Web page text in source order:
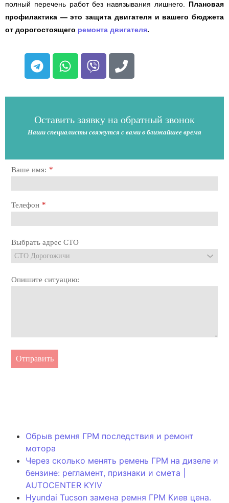
полный перечень работ без навязывания лишнего. Плановая
профилактика — это защита двигателя и вашего бюджета
от дорогостоящего ремонта двигателя.
Оставить заявку на обратный звонок
Наши специалисты свяжутся с вами в ближайшее время
Ваше имя: *
Телефон *
Выбрать адрес СТО
Опишите ситуацию:
Отправить
Обрыв ремня ГРМ последствия и ремонт
мотора
Через сколько менять ремень ГРМ на дизеле и
бензине: регламент, признаки и смета |
AUTOCENTER KYIV
Hyundai Tucson замена ремня ГРМ Киев цена.